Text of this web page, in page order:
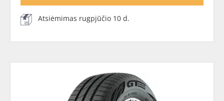
Atsiėmimas rugpjūčio 10 d.